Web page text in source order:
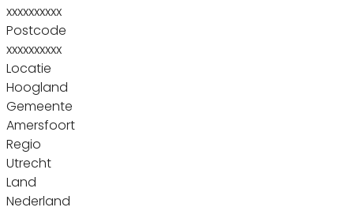
xxxxxxxxxx
Postcode
xxxxxxxxxx
Locatie
Hoogland
Gemeente
Amersfoort
Regio
Utrecht
Land
Nederland